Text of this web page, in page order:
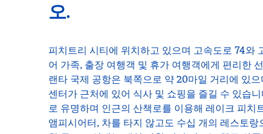
오.
피치트리 시티에 위치하고 있으며 고속도로 74와
어 가족, 출장 여행객 및 휴가 여행객에게 편리한
랜타 국제 공항은 북쪽으로 약 20마일 거리에 있
센터가 근처에 있어 식사 및 쇼핑을 즐길 수 있습
로 유명하며 인근의 산책로를 이용해 레이크 피치
앰피시어터, 차를 타지 않고도 수십 개의 레스토